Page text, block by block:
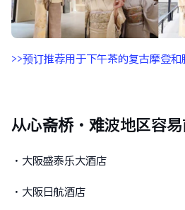
>>预订推荐用于下午茶的复古摩登和
从心斋桥・难波地区容
・大阪盛泰乐大酒店
・大阪日航酒店